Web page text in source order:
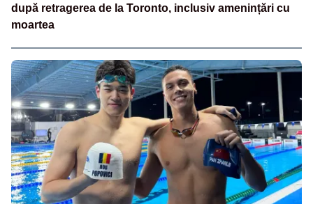
după retragerea de la Toronto, inclusiv amenințări cu
moartea